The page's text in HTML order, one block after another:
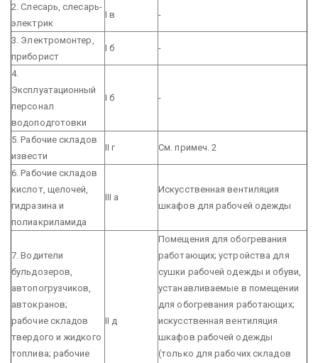
2. Слесарь, слесарь-
электрик
I в -
3. Электромонтер,
приборист
I б -
4.
Эксплуатационный
персонал
водоподготовки
I б -
5. Рабочие складов
извести
II г См. примеч. 2
6. Рабочие складов
кислот, щелочей,
гидразина и
полиакриламида
III а
Искусственная вентиляция
шкафов для рабочей одежды
7. Водители
бульдозеров,
автопогрузчиков,
автокранов;
рабочие складов
твердого и жидкого
топлива; рабочие
II д
Помещения для обогревания
работающих; устройства для
сушки рабочей одежды и обуви,
устанавливаемые в помещении
для обогревания работающих;
искусственная вентиляция
шкафов рабочей одежды
(только для рабочих складов